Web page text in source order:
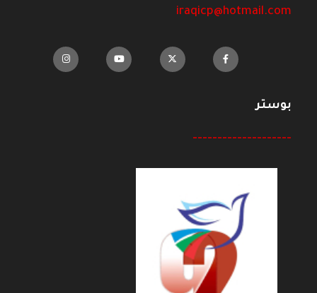
iraqicp@hotmail.com
بوستر
--------------------